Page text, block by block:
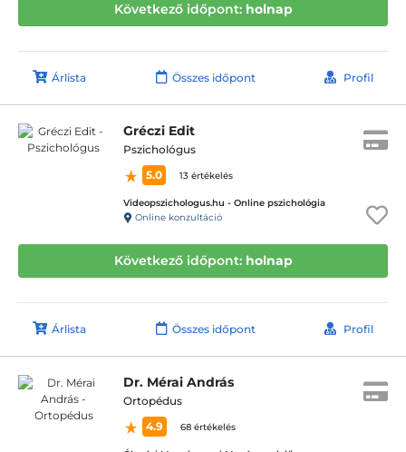
Következő időpont: holnap
Árlista Összes időpont Profil
Gréczi Edit
Pszichológus
5.0
13 értékelés
Videopszichologus.hu - Online pszichológia
Online konzultáció
Következő időpont: holnap
Árlista Összes időpont Profil
Dr. Mérai András
Ortopédus
4.9
68 értékelés